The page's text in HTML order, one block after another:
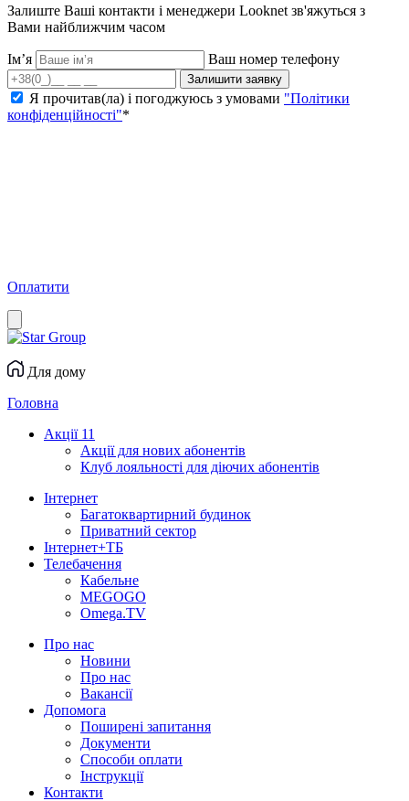
Залиште Ваші контакти і менеджери Looknet зв'яжуться з
Вами найближчим часом
Ім’я Ваш номер телефону
Залишити заявку
Я прочитав(ла) і погоджуюсь з умовами "Політики
конфіденційності"*
Оплатити
Для дому
Головна
Акції 11
Акції для нових абонентів
Клуб лояльності для діючих абонентів
Інтернет
Багатоквартирний будинок
Приватний сектор
Інтернет+ТБ
Телебачення
Кабельне
MEGOGO
Omega.TV
Про нас
Новини
Про нас
Вакансії
Допомога
Поширені запитання
Документи
Способи оплати
Інструкції
Контакти